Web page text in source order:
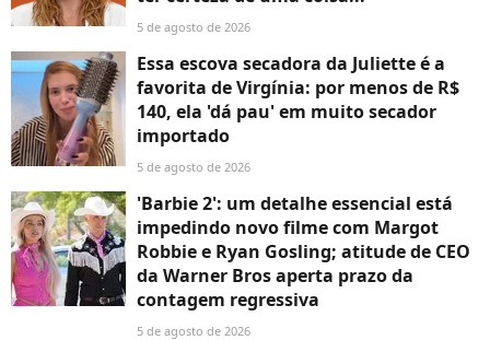
5 de agosto de 2026
Essa escova secadora da Juliette é a
favorita de Virgínia: por menos de R$
140, ela 'dá pau' em muito secador
importado
5 de agosto de 2026
'Barbie 2': um detalhe essencial está
impedindo novo filme com Margot
Robbie e Ryan Gosling; atitude de CEO
da Warner Bros aperta prazo da
contagem regressiva
5 de agosto de 2026